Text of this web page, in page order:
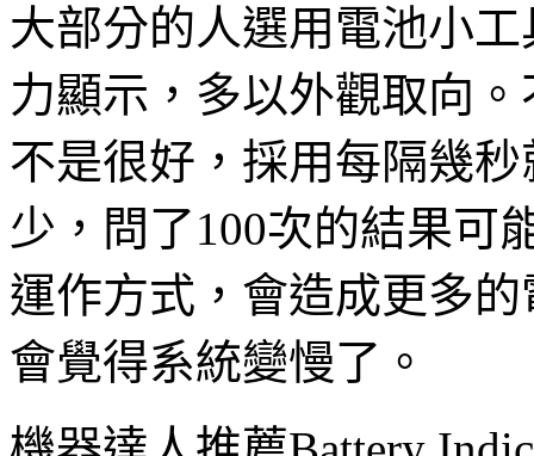
大部分的人選用電池小
力顯示，多以外觀取向
不是很好，採用每隔幾
少，問了100次的結果可
運作方式，會造成更多
會覺得系統變慢了。